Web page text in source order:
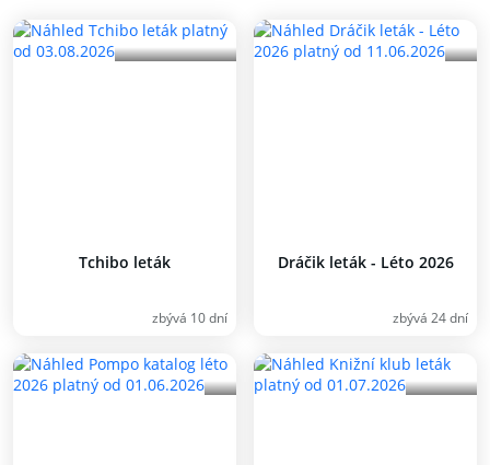
Tchibo leták
zbývá 10 dní
Dráčik leták - Léto 2026
zbývá 24 dní